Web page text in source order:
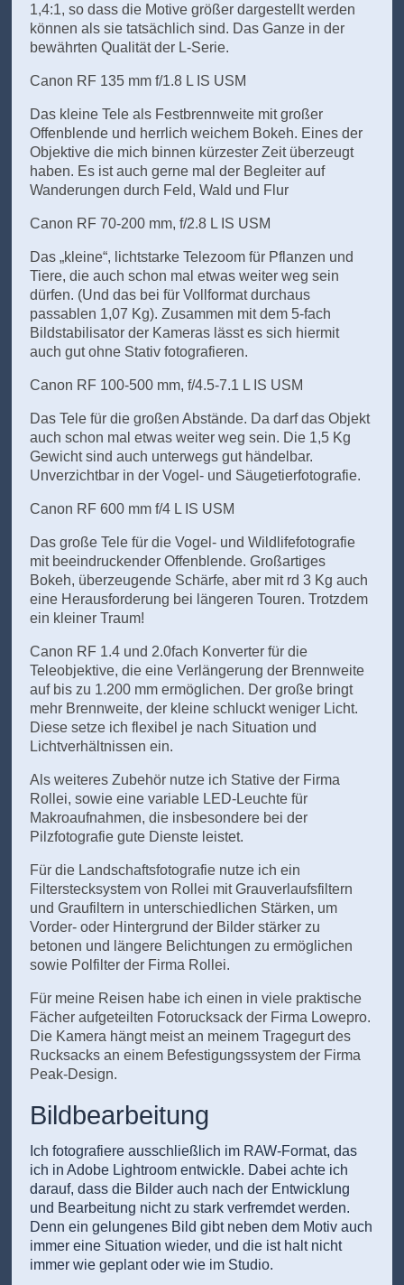
1,4:1, so dass die Motive größer dargestellt werden
können als sie tatsächlich sind. Das Ganze in der
bewährten Qualität der L-Serie.
Canon RF 135 mm f/1.8 L IS USM
Das kleine Tele als Festbrennweite mit großer
Offenblende und herrlich weichem Bokeh. Eines der
Objektive die mich binnen kürzester Zeit überzeugt
haben. Es ist auch gerne mal der Begleiter auf
Wanderungen durch Feld, Wald und Flur
Canon RF 70-200 mm, f/2.8 L IS USM
Das „kleine“, lichtstarke Telezoom für Pflanzen und
Tiere, die auch schon mal etwas weiter weg sein
dürfen. (Und das bei für Vollformat durchaus
passablen 1,07 Kg). Zusammen mit dem 5-fach
Bildstabilisator der Kameras lässt es sich hiermit
auch gut ohne Stativ fotografieren.
Canon RF 100-500 mm, f/4.5-7.1 L IS USM
Das Tele für die großen Abstände. Da darf das Objekt
auch schon mal etwas weiter weg sein. Die 1,5 Kg
Gewicht sind auch unterwegs gut händelbar.
Unverzichtbar in der Vogel- und Säugetierfotografie.
Canon RF 600 mm f/4 L IS USM
Das große Tele für die Vogel- und Wildlifefotografie
mit beeindruckender Offenblende. Großartiges
Bokeh, überzeugende Schärfe, aber mit rd 3 Kg auch
eine Herausforderung bei längeren Touren. Trotzdem
ein kleiner Traum!
Canon RF 1.4 und 2.0fach Konverter für die
Teleobjektive, die eine Verlängerung der Brennweite
auf bis zu 1.200 mm ermöglichen. Der große bringt
mehr Brennweite, der kleine schluckt weniger Licht.
Diese setze ich flexibel je nach Situation und
Lichtverhältnissen ein.
Als weiteres Zubehör nutze ich Stative der Firma
Rollei, sowie eine variable LED-Leuchte für
Makroaufnahmen, die insbesondere bei der
Pilzfotografie gute Dienste leistet.
Für die Landschaftsfotografie nutze ich ein
Filterstecksystem von Rollei mit Grauverlaufsfiltern
und Graufiltern in unterschiedlichen Stärken, um
Vorder- oder Hintergrund der Bilder stärker zu
betonen und längere Belichtungen zu ermöglichen
sowie Polfilter der Firma Rollei.
Für meine Reisen habe ich einen in viele praktische
Fächer aufgeteilten Fotorucksack der Firma Lowepro.
Die Kamera hängt meist an meinem Tragegurt des
Rucksacks an einem Befestigungssystem der Firma
Peak-Design.
Bildbearbeitung
Ich fotografiere ausschließlich im RAW-Format, das
ich in Adobe Lightroom entwickle. Dabei achte ich
darauf, dass die Bilder auch nach der Entwicklung
und Bearbeitung nicht zu stark verfremdet werden.
Denn ein gelungenes Bild gibt neben dem Motiv auch
immer eine Situation wieder, und die ist halt nicht
immer wie geplant oder wie im Studio.